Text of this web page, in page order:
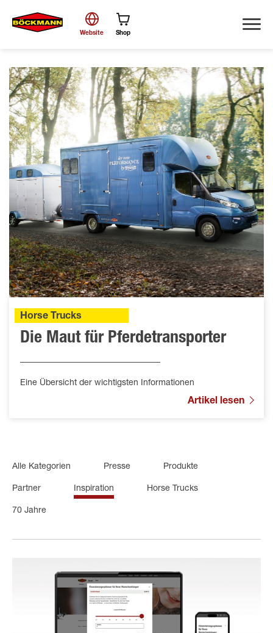
Suche
Website Shop
Horse Trucks
Die Maut für Pferdetransporter
Eine Übersicht der wichtigsten Informationen
Artikel lesen
Alle Kategorien Presse Produkte
Partner Inspiration Horse Trucks
70 Jahre